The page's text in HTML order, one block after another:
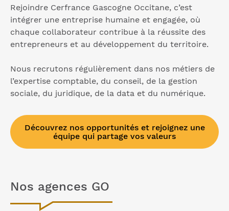
Rejoindre Cerfrance Gascogne Occitane, c’est
intégrer une entreprise humaine et engagée, où
chaque collaborateur contribue à la réussite des
entrepreneurs et au développement du territoire.
Nous recrutons régulièrement dans nos métiers de
l’expertise comptable, du conseil, de la gestion
sociale, du juridique, de la data et du numérique.
Découvrez nos opportunités et rejoignez une
équipe qui partage vos valeurs
Nos agences GO